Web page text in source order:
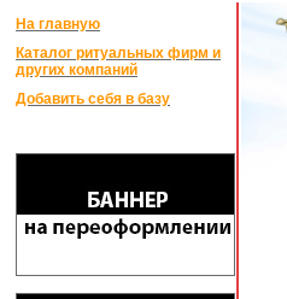
На главную
Каталог ритуальных фирм и
других компаний
Добавить себя в базу